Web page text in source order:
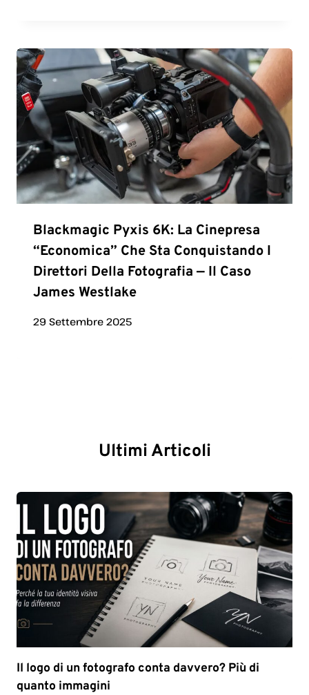
Blackmagic Pyxis 6K: La Cinepresa
“economica” Che Sta Conquistando I
Direttori Della Fotografia — Il Caso
James Westlake
29 Settembre 2025
Ultimi Articoli
Il logo di un fotografo conta davvero? Più di
quanto immagini